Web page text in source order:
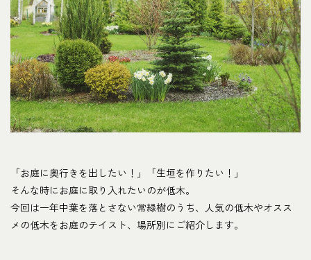
「お庭に奥行きを出したい！」「生垣を作りたい！」
そんな時にお庭に取り入れたいのが低木。
今回は一年中葉を落とさない常緑樹のうち、人気の低木やオスス
メの低木をお庭のテイスト、場所別にご紹介します。